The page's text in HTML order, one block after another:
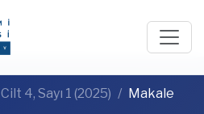
Cilt 4, Sayı 1 (2025) Makale